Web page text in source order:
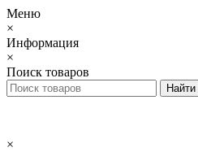
Меню
×
Информация
×
Поиск товаров
×